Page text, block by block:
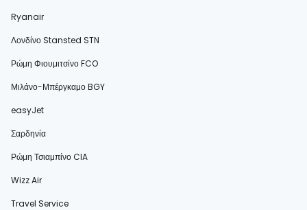
Ryanair
Λονδίνο Stansted STN
Ρώμη Φιουμιτσίνο FCO
Μιλάνο-Μπέργκαμο BGY
easyJet
Σαρδηνία
Ρώμη Τσιαμπίνο CIA
Wizz Air
Travel Service